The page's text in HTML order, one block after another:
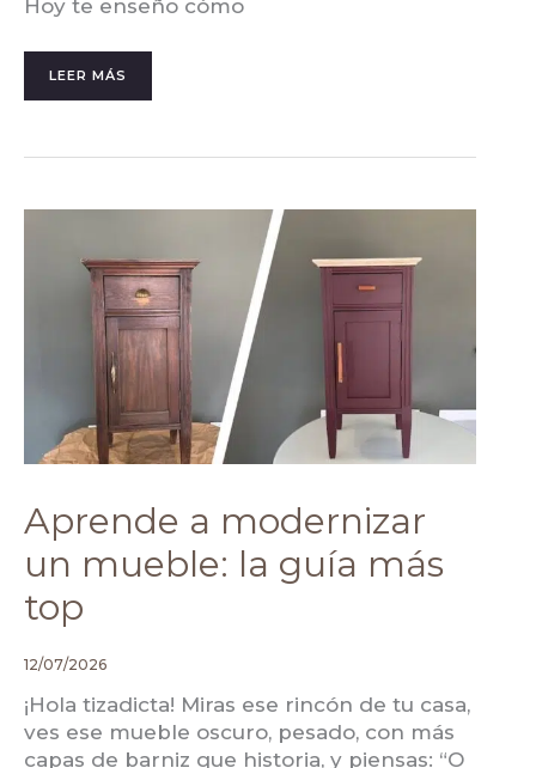
Hoy te enseño cómo
LEER MÁS
Aprende a modernizar
un mueble: la guía más
top
12/07/2026
¡Hola tizadicta! Miras ese rincón de tu casa,
ves ese mueble oscuro, pesado, con más
capas de barniz que historia, y piensas: “O
APRENDE
MUEBLE: